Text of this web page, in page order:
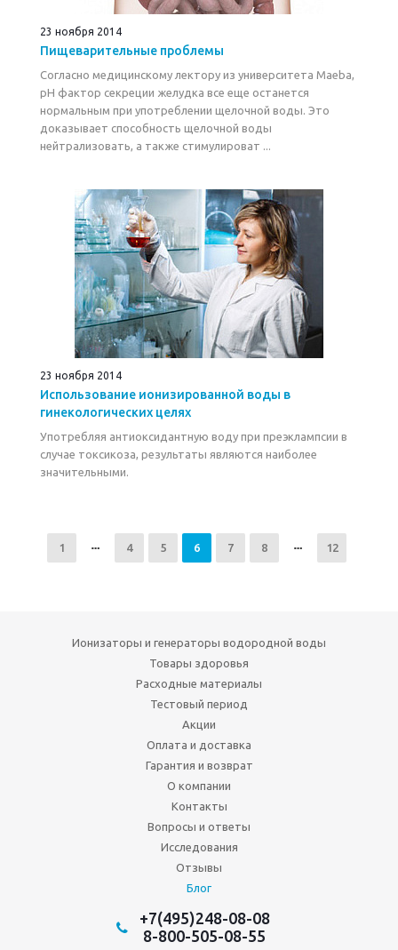
23 ноября 2014
Пищеварительные проблемы
Согласно медицинскому лектору из университета Maeba,
pH фактор секреции желудка все еще останется
нормальным при употреблении щелочной воды. Это
доказывает способность щелочной воды
нейтрализовать, а также стимулироват ...
23 ноября 2014
Использование ионизированной воды в
гинекологических целях
Употребляя антиоксидантную воду при преэклампсии в
случае токсикоза, результаты являются наиболее
значительными.
1 4 5 6 7 8 12
Ионизаторы и генераторы водородной воды
Товары здоровья
Расходные материалы
Тестовый период
Акции
Оплата и доставка
Гарантия и возврат
О компании
Контакты
Вопросы и ответы
Исследования
Отзывы
Блог
+7(495)248-08-08
8-800-505-08-55